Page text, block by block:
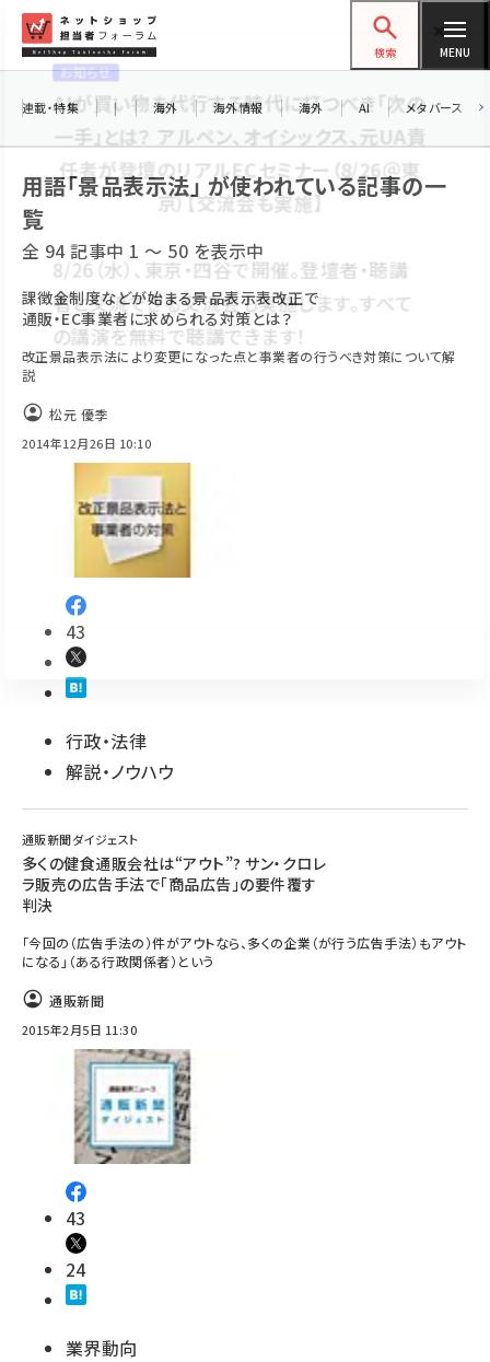
ン
ネットショップ担当者フォーラム
検索 MENU
amazon (2247)
yahoo (1901)
楽天 (1871)
ecbeing (1207)
アスクル (1119)
base (1075)
ビィ・フォアード (773)
revico (739)
連載・特集 | 海外 海外情報 海外 AI メタバース
用語「景品表示法」 が使われている記事の一
覧
全 94 記事中 1 ～ 50 を表示中
課徴金制度などが始まる景品表示表改正で
通販・EC事業者に求められる対策とは？
改正景品表示法により変更になった点と事業者の行うべき対策について解
説
松元 優季
2014年12月26日 10:10
43
行政・法律
解説・ノウハウ
通販新聞ダイジェスト
多くの健食通販会社は“アウト”? サン・クロレ
ラ販売の広告手法で「商品広告」の要件覆す
判決
「今回の（広告手法の）件がアウトなら、多くの企業（が行う広告手法）もアウト
になる」（ある行政関係者）という
通販新聞
2015年2月5日 11:30
43
24
業界動向
お知らせ
AIが買い物を代行する時代に打つべき「次の
一手」とは？ アルペン、オイシックス、元UA責
任者が登壇のリアルECセミナー（8/26＠東
京）【交流会も実施】
8/26（水）、東京・四谷で開催。登壇者・聴講
者と交流できる交流会も実施します。すべて
の講演を無料で聴講できます！
参加登録はこちら↑